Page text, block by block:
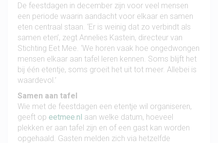
De feestdagen in december zijn voor veel mensen
een periode waarin aandacht voor elkaar en samen
eten centraal staan. ‘Er is weinig dat zo verbindt als
samen eten’, zegt Annelies Kastein, directeur van
Stichting Eet Mee. ‘We horen vaak hoe ongedwongen
mensen elkaar aan tafel leren kennen. Soms blijft het
bij één etentje, soms groeit het uit tot meer. Allebei is
waardevol.’
Samen aan tafel
Wie met de feestdagen een etentje wil organiseren,
geeft op eetmee.nl aan welke datum, hoeveel
plekken er aan tafel zijn en of een gast kan worden
opgehaald. Gasten melden zich via hetzelfde